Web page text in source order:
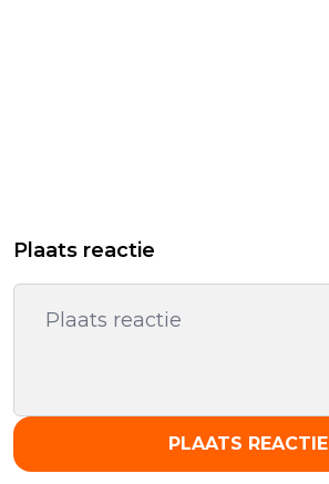
Plaats reactie
PLAATS REACTIE